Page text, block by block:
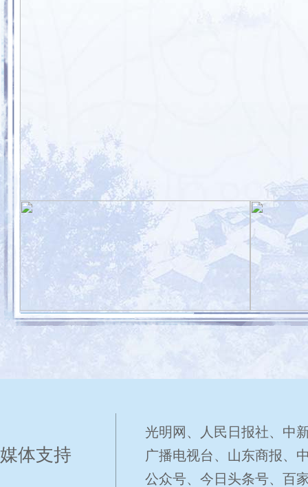
“讲好山东故事”：孙大圣归国
话“乡愁”
“讲好
东
媒体支持
光明网、人民日报社、中
广播电视台、山东商报、
公众号、今日头条号、百